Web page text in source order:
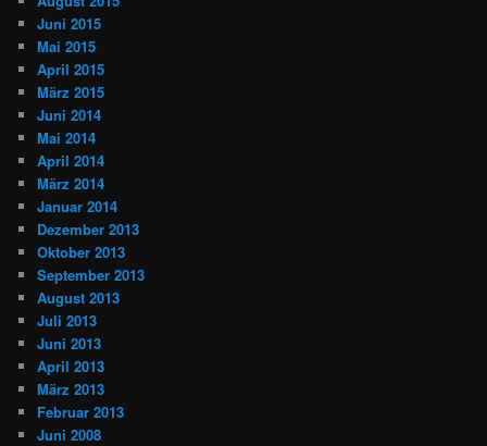
Juni 2015
Mai 2015
April 2015
März 2015
Juni 2014
Mai 2014
April 2014
März 2014
Januar 2014
Dezember 2013
Oktober 2013
September 2013
August 2013
Juli 2013
Juni 2013
April 2013
März 2013
Februar 2013
Juni 2008